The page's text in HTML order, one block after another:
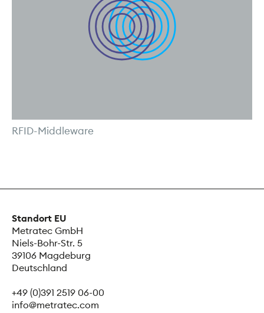
RFID-Middleware
Standort EU
Metratec GmbH
Niels-Bohr-Str. 5
39106 Magdeburg
Deutschland
+49 (0)391 2519 06-00
info@metratec.com